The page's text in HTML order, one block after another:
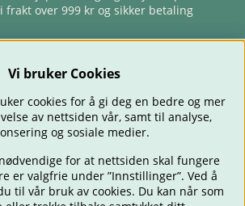
frakt over 999 kr og sikker betaling
BILSTOLER BABY SPISE & MATE
REISE
Vi bruker Cookies
cookies for å gi deg en bedre og mer
av nettsiden vår, samt til analyse,
og sosiale medier.
for at nettsiden skal fungere
er valgfrie under ”Innstillinger”. Ved å
til vår bruk av cookies. Du kan når som